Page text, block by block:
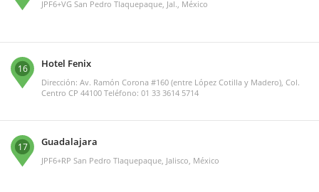
JPF6+VG San Pedro Tlaquepaque, Jal., México
16 Hotel Fenix
Dirección: Av. Ramón Corona #160 (entre López Cotilla y Madero), Col.
Centro CP 44100 Teléfono: 01 33 3614 5714
17 Guadalajara
JPF6+RP San Pedro Tlaquepaque, Jalisco, México